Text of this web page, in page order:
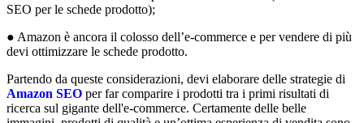
SEO per le schede prodotto);
● Amazon è ancora il colosso dell’e-commerce e per vendere di più
devi ottimizzare le schede prodotto.
Partendo da queste considerazioni, devi elaborare delle strategie di
Amazon SEO per far comparire i prodotti tra i primi risultati di
ricerca sul gigante dell'e-commerce. Certamente delle belle